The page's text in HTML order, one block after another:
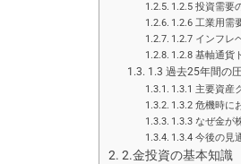
1.2.5 投資需要
1.2.6 工業用需
1.2.7 インフレ
1.2.8 基軸通貨
1.3 過去25年間の
1.3.1 主要資産
1.3.2 危機時に
1.3.3 なぜ金が
1.3.4 今後の見
2.金投資の基本知識